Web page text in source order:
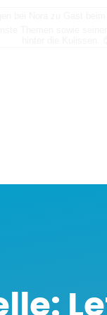
bei Nora zu Gast
Themen sowie